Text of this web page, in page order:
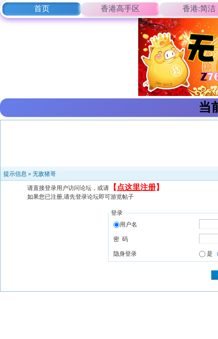
首页 香港高手区 香港:简洁
当
提示信息 » 无敌猪哥
请直接登录用户访问论坛，或请 【 点这里注册】
如果您已注册,请先登录论坛即可游览帖子
登录
用户名
密 码
隐身登录 是